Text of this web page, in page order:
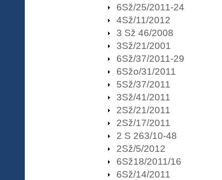
6Sž/25/2011-24
4Sž/11/2012
3 Sž 46/2008
3Sž/21/2001
6Sž/37/2011-29
6Sžo/31/2011
5Sž/37/2011
3Sž/41/2011
2Sž/21/2011
2Sž/17/2011
2 S 263/10-48
2Sž/5/2012
6Sž18/2011/16
6Sž/14/2011